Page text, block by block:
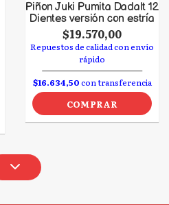
Piñon Juki Pumita Dadalt 12
Dientes versión con estría
$19.570,00
Repuestos de calidad con envío
rápido
$16.634,50con transferencia
COMPRAR